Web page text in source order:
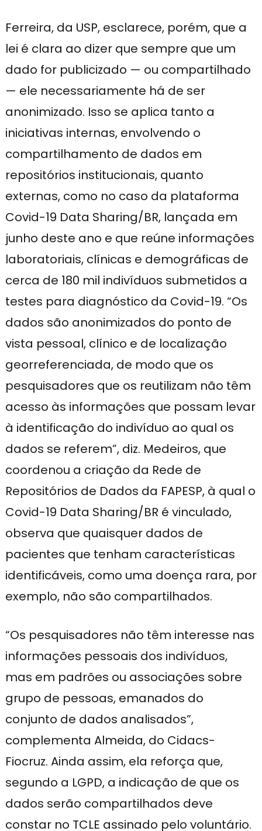
Ferreira, da USP, esclarece, porém, que a
lei é clara ao dizer que sempre que um
dado for publicizado — ou compartilhado
— ele necessariamente há de ser
anonimizado. Isso se aplica tanto a
iniciativas internas, envolvendo o
compartilhamento de dados em
repositórios institucionais, quanto
externas, como no caso da plataforma
Covid-19 Data Sharing/BR, lançada em
junho deste ano e que reúne informações
laboratoriais, clínicas e demográficas de
cerca de 180 mil indivíduos submetidos a
testes para diagnóstico da Covid-19. “Os
dados são anonimizados do ponto de
vista pessoal, clínico e de localização
georreferenciada, de modo que os
pesquisadores que os reutilizam não têm
acesso às informações que possam levar
à identificação do indivíduo ao qual os
dados se referem”, diz. Medeiros, que
coordenou a criação da Rede de
Repositórios de Dados da FAPESP, à qual o
Covid-19 Data Sharing/BR é vinculado,
observa que quaisquer dados de
pacientes que tenham características
identificáveis, como uma doença rara, por
exemplo, não são compartilhados.
“Os pesquisadores não têm interesse nas
informações pessoais dos indivíduos,
mas em padrões ou associações sobre
grupo de pessoas, emanados do
conjunto de dados analisados”,
complementa Almeida, do Cidacs-
Fiocruz. Ainda assim, ela reforça que,
segundo a LGPD, a indicação de que os
dados serão compartilhados deve
constar no TCLE assinado pelo voluntário.